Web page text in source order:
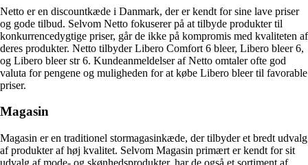
Netto er en discountkæde i Danmark, der er kendt for sine lave priser
og gode tilbud. Selvom Netto fokuserer på at tilbyde produkter til
konkurrencedygtige priser, går de ikke på kompromis med kvaliteten af
deres produkter. Netto tilbyder Libero Comfort 6 bleer, Libero bleer 6,
og Libero bleer str 6. Kundeanmeldelser af Netto omtaler ofte god
valuta for pengene og muligheden for at købe Libero bleer til favorable
priser.
Magasin
Magasin er en traditionel stormagasinkæde, der tilbyder et bredt udvalg
af produkter af høj kvalitet. Selvom Magasin primært er kendt for sit